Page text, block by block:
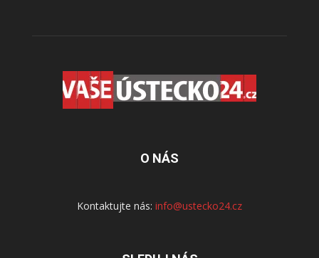
O NÁS
Kontaktujte nás: info@ustecko24.cz